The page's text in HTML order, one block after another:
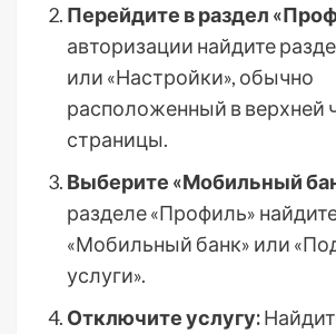
Перейдите в раздел
авторизации найдите
или «Настройки», обычно
расположенный в верхней
страницы.
Выберите «Мобильный
разделе «Профиль»
«Мобильный банк» или
услуги».
Отключите услугу: